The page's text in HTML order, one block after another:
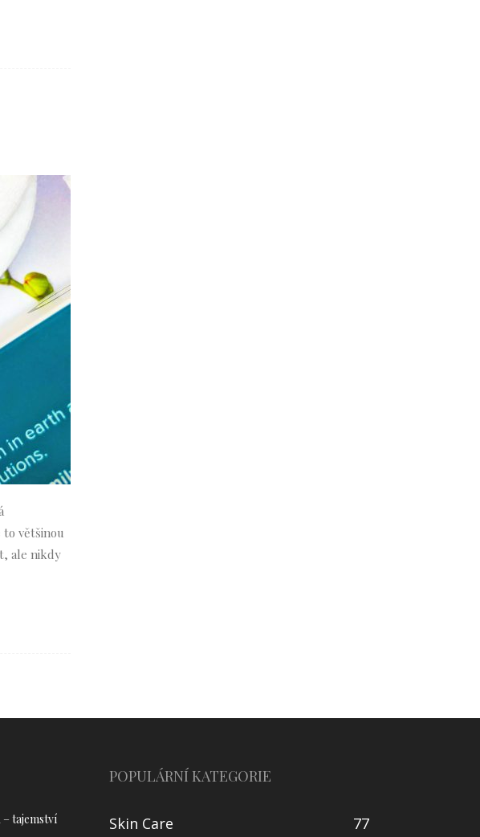
to většinou
ale nikdy
tajemství
POPULÁRNÍ KATEGORIE
Skin Care
77